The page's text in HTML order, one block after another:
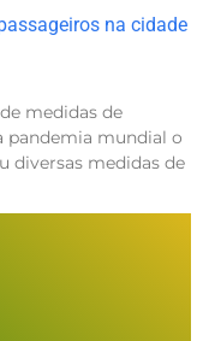
na cidade
medidas de
pandemia mundial o
diversas medidas de